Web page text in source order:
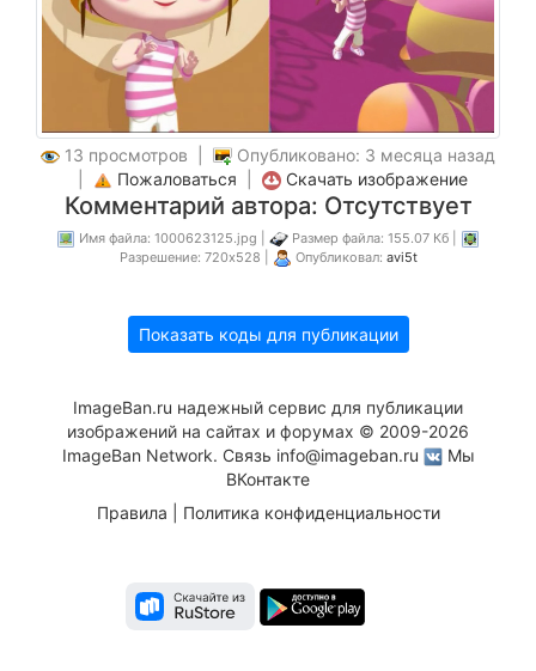
13 просмотров |
Опубликовано: 3 месяца назад
Пожаловаться Скачать изображение
Комментарий автора: Отсутствует
Имя файла: 1000623125.jpg |
Размер файла: 155.07 Кб |
Разрешение: 720x528 |
Опубликовал: avi5t
Показать коды для публикации
ImageBan.ru надежный сервис для публикации
изображений на сайтах и форумах © 2009-2026
ImageBan Network. Связь info@imageban.ru
Мы
ВКонтакте
Правила
Политика конфиденциальности